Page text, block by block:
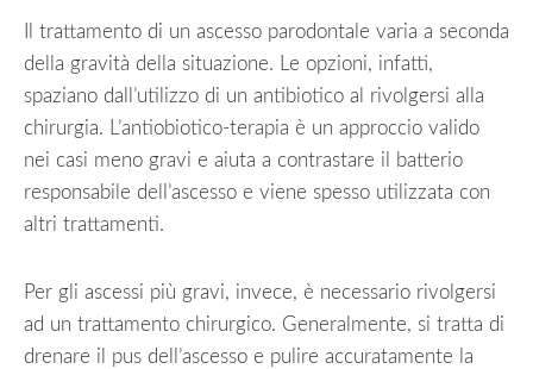
Il trattamento di un ascesso parodontale varia a seconda
della gravità della situazione. Le opzioni, infatti,
spaziano dall’utilizzo di un antibiotico al rivolgersi alla
chirurgia. L’antiobiotico-terapia è un approccio valido
nei casi meno gravi e aiuta a contrastare il batterio
responsabile dell’ascesso e viene spesso utilizzata con
altri trattamenti.
Per gli ascessi più gravi, invece, è necessario rivolgersi
ad un trattamento chirurgico. Generalmente, si tratta di
drenare il pus dell’ascesso e pulire accuratamente la